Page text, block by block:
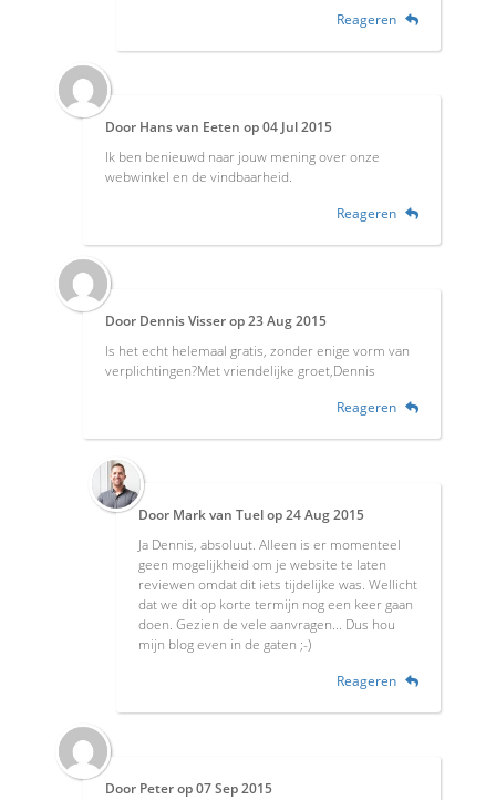
Reageren
Door Hans van Eeten op04 Jul 2015
Ik ben benieuwd naar jouw mening over onze
webwinkel en de vindbaarheid.
Reageren
Door Dennis Visserop23 Aug 2015
Is het echt helemaal gratis, zonder enige vorm van
verplichtingen?Met vriendelijke groet,Dennis
Reageren
Door Mark van Tuelop24 Aug 2015
Ja Dennis, absoluut. Alleen is er momenteel
geen mogelijkheid om je website te laten
reviewen omdat dit iets tijdelijke was. Wellicht
dat we dit op korte termijn nog een keer gaan
doen. Gezien de vele aanvragen... Dus hou
mijn blog even in de gaten ;-)
Reageren
Door Peterop07 Sep 2015